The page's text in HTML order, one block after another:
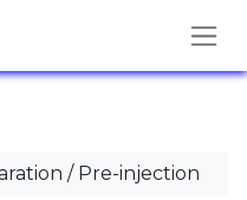
/ Pre-injection